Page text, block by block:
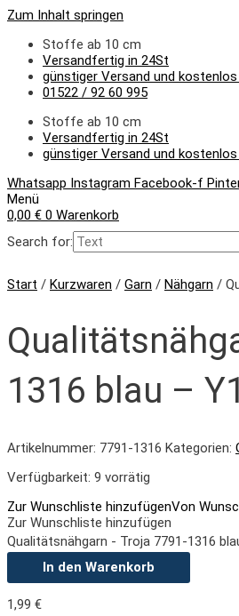
Zum Inhalt springen
Stoffe ab 10 cm
Versandfertig in 24St
günstiger Versand und
01522 / 92 60 995
Stoffe ab 10 cm
Versandfertig in 24St
günstiger Versand und
Whatsapp Instagram Facebook-f
Menü
0,00 € 0 Warenkorb
Search for:
Start / Kurzwaren / Garn / Nähgarn /
1316 blau –
Artikelnummer: 7791-1316 Kategorien:
Verfügbarkeit: 9 vorrätig
Zur Wunschliste hinzufügenVon
Zur Wunschliste hinzufügen
Qualitätsnähgarn - Troja 7791-1316
In den Warenkorb
1,99 €